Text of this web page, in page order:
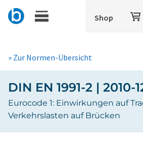
Shop
» Zur Normen-Übersicht
DIN EN 1991-2 | 2010-
Eurocode 1: Einwirkungen auf
Verkehrslasten auf Brücken